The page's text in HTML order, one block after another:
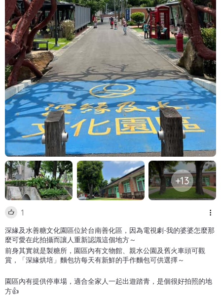
+13
1
深緣及水善糖文化園區位於台南善化區，因為電視劇-我的婆婆怎麼那
麼可愛在此拍攝而讓人重新認識這個地方～
前身其實就是製糖所，園區內有文物館、親水公園及舊火車頭可觀
賞，「深緣烘培」麵包坊每天有新鮮的手作麵包可供選擇～
園區內有提供停車場，適合全家人一起出遊踏青，是個很好拍照的地
方👍